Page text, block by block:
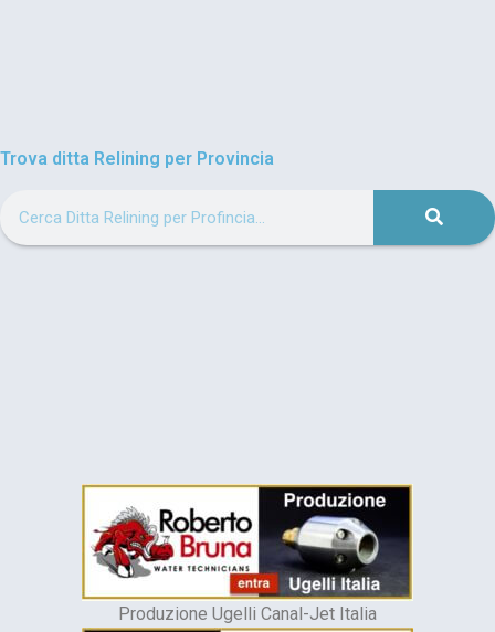
Trova ditta Relining per Provincia
Produzione Ugelli Canal-Jet Italia